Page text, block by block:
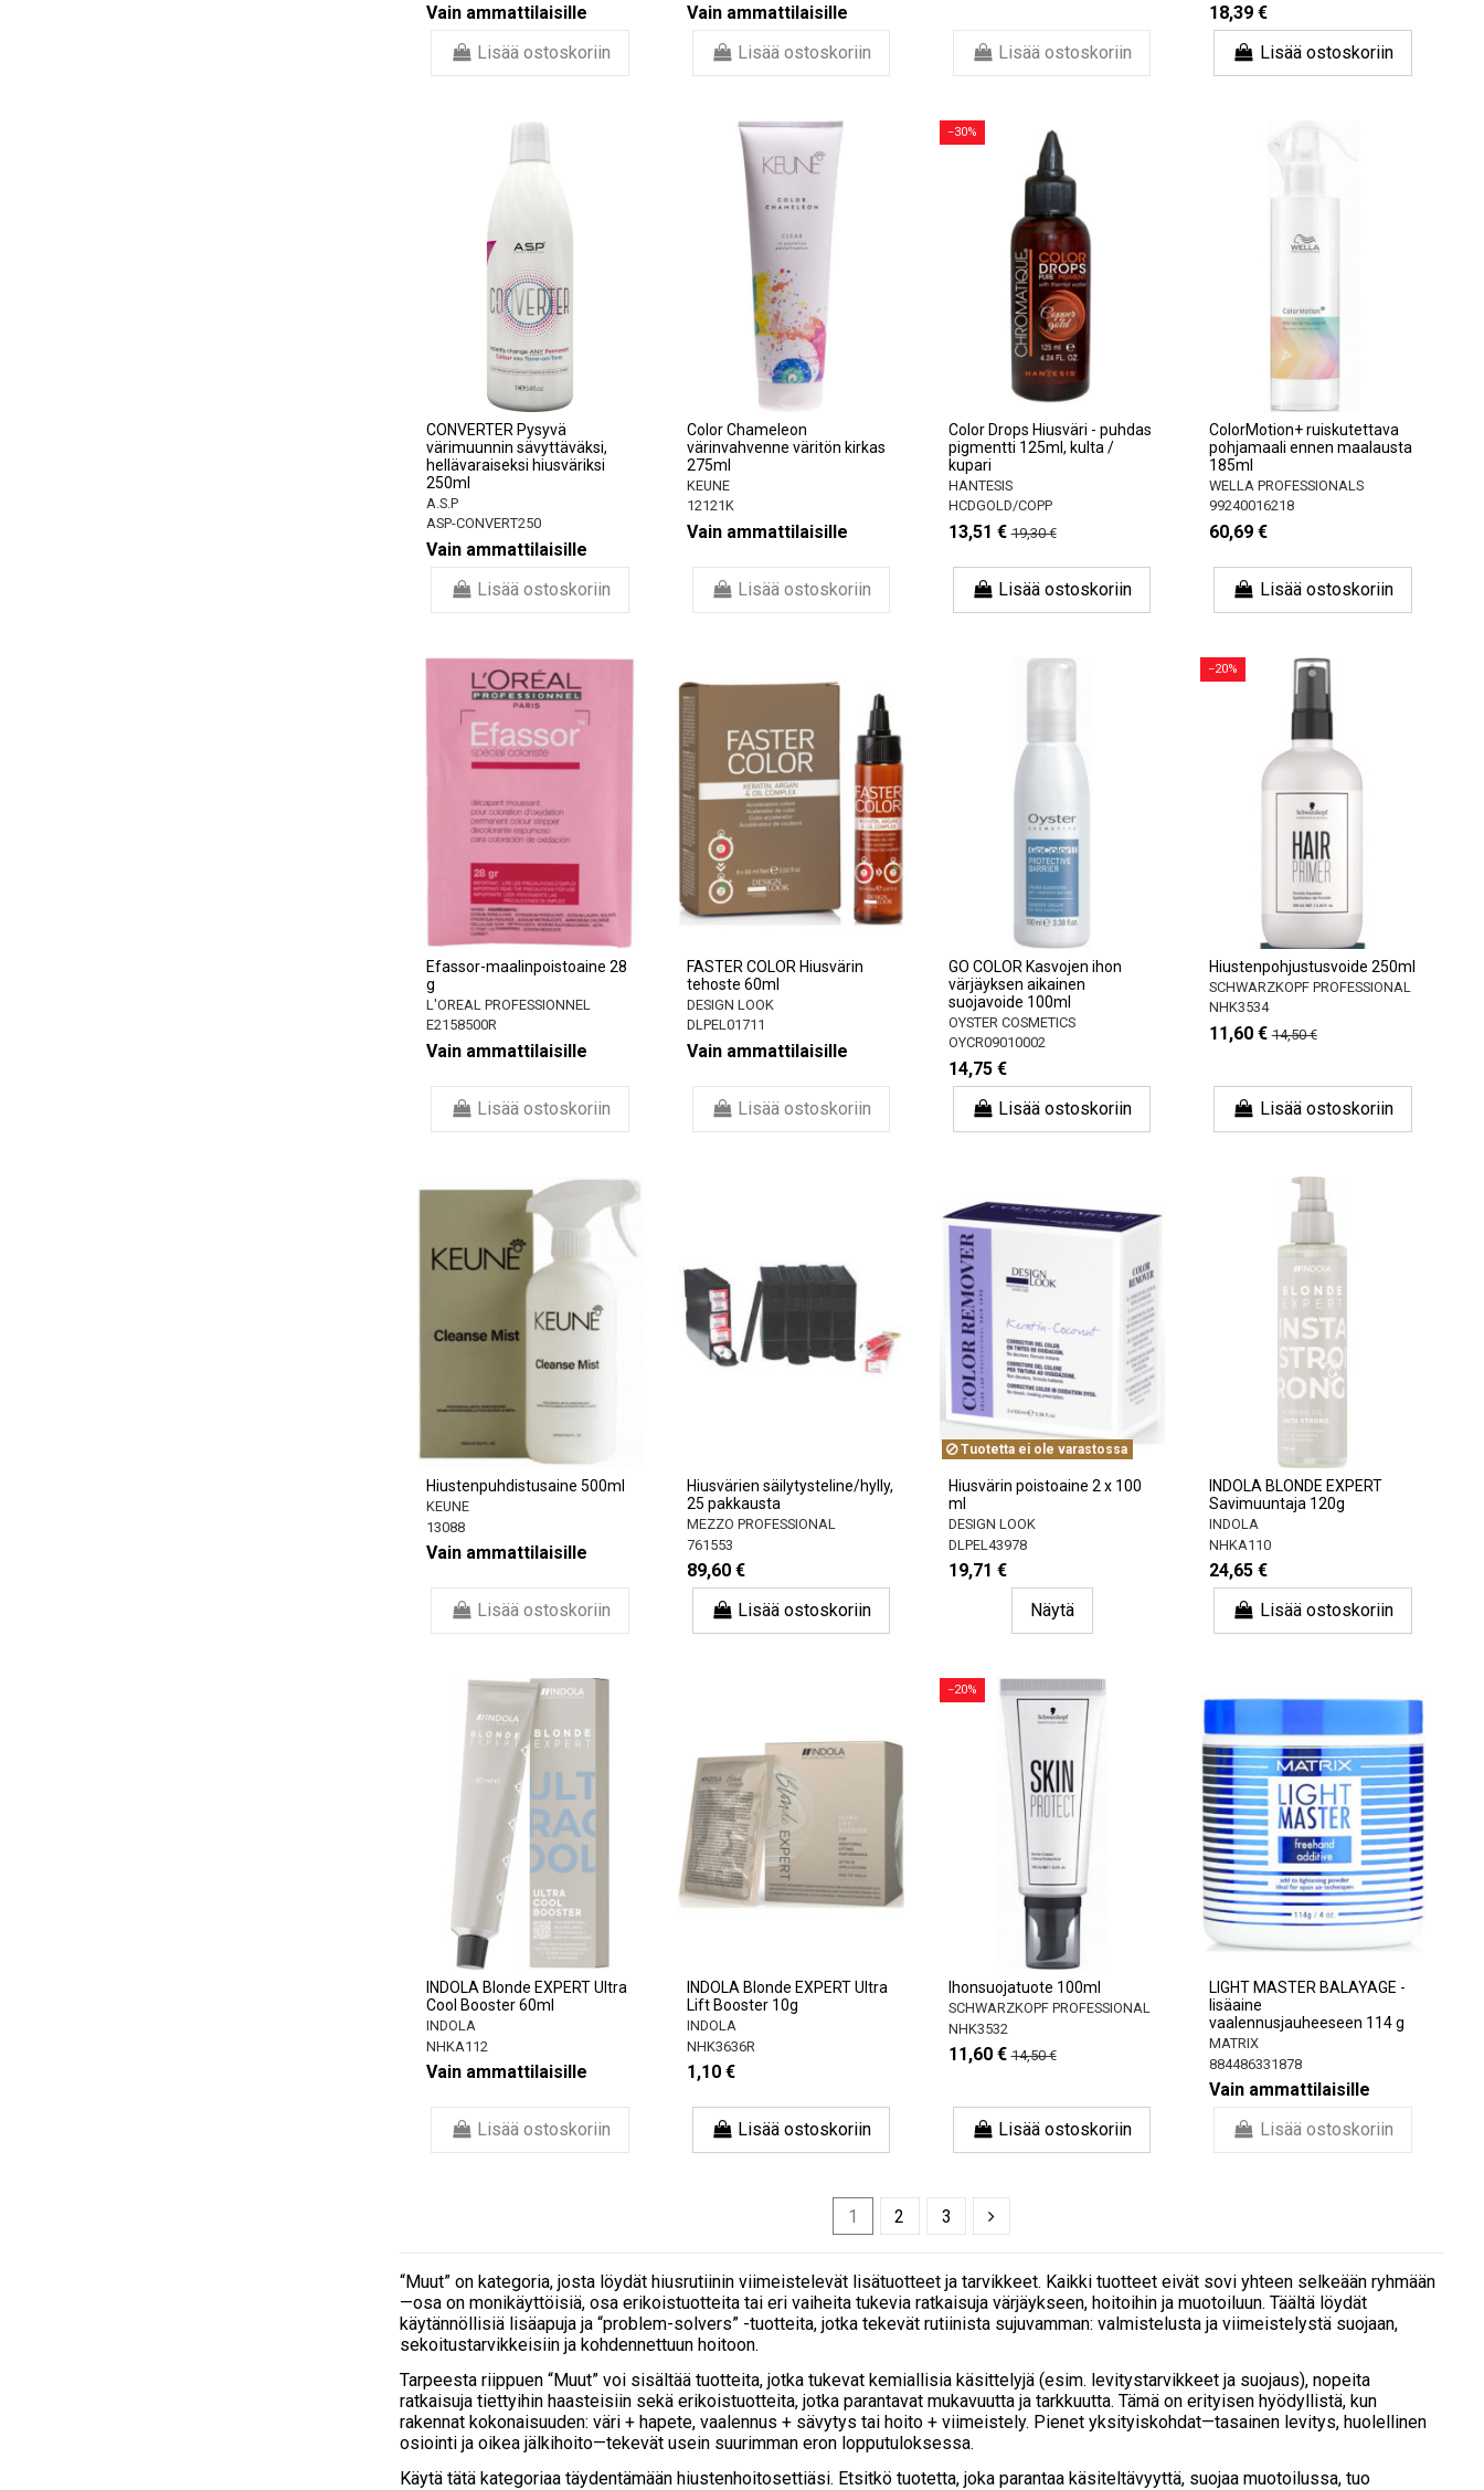
Vain ammattilaisille
Lisää ostoskoriin
Vain ammattilaisille
Lisää ostoskoriin
Lisää ostoskoriin
18,39 €
Lisää ostoskoriin
CONVERTER Pysyvä
värimuunnin sävyttäväksi,
hellävaraiseksi hiusväriksi
250ml
A.S.P
ASP-CONVERT250
Vain ammattilaisille
Lisää ostoskoriin
Color Chameleon
värinvahvenne väritön kirkas
275ml
KEUNE
12121K
Vain ammattilaisille
Lisää ostoskoriin
−30%
Color Drops Hiusväri - puhdas
pigmentti 125ml, kulta /
kupari
HANTESIS
HCDGOLD/COPP
13,51 € 19,30 €
Lisää ostoskoriin
ColorMotion+ ruiskutettava
pohjamaali ennen maalausta
185ml
WELLA PROFESSIONALS
99240016218
60,69 €
Lisää ostoskoriin
Efassor-maalinpoistoaine 28
g
L'OREAL PROFESSIONNEL
E2158500R
Vain ammattilaisille
Lisää ostoskoriin
FASTER COLOR Hiusvärin
tehoste 60ml
DESIGN LOOK
DLPEL01711
Vain ammattilaisille
Lisää ostoskoriin
GO COLOR Kasvojen ihon
värjäyksen aikainen
suojavoide 100ml
OYSTER COSMETICS
OYCR09010002
14,75 €
Lisää ostoskoriin
−20%
Hiustenpohjustusvoide 250ml
SCHWARZKOPF PROFESSIONAL
NHK3534
11,60 € 14,50 €
Lisää ostoskoriin
Hiustenpuhdistusaine 500ml
KEUNE
13088
Vain ammattilaisille
Lisää ostoskoriin
Hiusvärien säilytysteline/hylly,
25 pakkausta
MEZZO PROFESSIONAL
761553
89,60 €
Lisää ostoskoriin
Tuotetta ei ole varastossa
Hiusvärin poistoaine 2 x 100
ml
DESIGN LOOK
DLPEL43978
19,71 €
Näytä
INDOLA BLONDE EXPERT
Savimuuntaja 120g
INDOLA
NHKA110
24,65 €
Lisää ostoskoriin
INDOLA Blonde EXPERT Ultra
Cool Booster 60ml
INDOLA
NHKA112
Vain ammattilaisille
Lisää ostoskoriin
INDOLA Blonde EXPERT Ultra
Lift Booster 10g
INDOLA
NHK3636R
1,10 €
Lisää ostoskoriin
−20%
Ihonsuojatuote 100ml
SCHWARZKOPF PROFESSIONAL
NHK3532
11,60 € 14,50 €
Lisää ostoskoriin
LIGHT MASTER BALAYAGE -
lisäaine
vaalennusjauheeseen 114 g
MATRIX
884486331878
Vain ammattilaisille
Lisää ostoskoriin
1 2 3
“Muut” on kategoria, josta löydät hiusrutiinin viimeistelevät lisätuotteet ja tarvikkeet. Kaikki tuotteet eivät sovi yhteen selkeään ryhmään
—osa on monikäyttöisiä, osa erikoistuotteita tai eri vaiheita tukevia ratkaisuja värjäykseen, hoitoihin ja muotoiluun. Täältä löydät
käytännöllisiä lisäapuja ja “problem-solvers” -tuotteita, jotka tekevät rutiinista sujuvamman: valmistelusta ja viimeistelystä suojaan,
sekoitustarvikkeisiin ja kohdennettuun hoitoon.
Tarpeesta riippuen “Muut” voi sisältää tuotteita, jotka tukevat kemiallisia käsittelyjä (esim. levitystarvikkeet ja suojaus), nopeita
ratkaisuja tiettyihin haasteisiin sekä erikoistuotteita, jotka parantavat mukavuutta ja tarkkuutta. Tämä on erityisen hyödyllistä, kun
rakennat kokonaisuuden: väri + hapete, vaalennus + sävytys tai hoito + viimeistely. Pienet yksityiskohdat—tasainen levitys, huolellinen
osiointi ja oikea jälkihoito—tekevät usein suurimman eron lopputuloksessa.
Käytä tätä kategoriaa täydentämään hiustenhoitosettiäsi. Etsitkö tuotetta, joka parantaa käsiteltävyyttä, suojaa muotoilussa, tuo